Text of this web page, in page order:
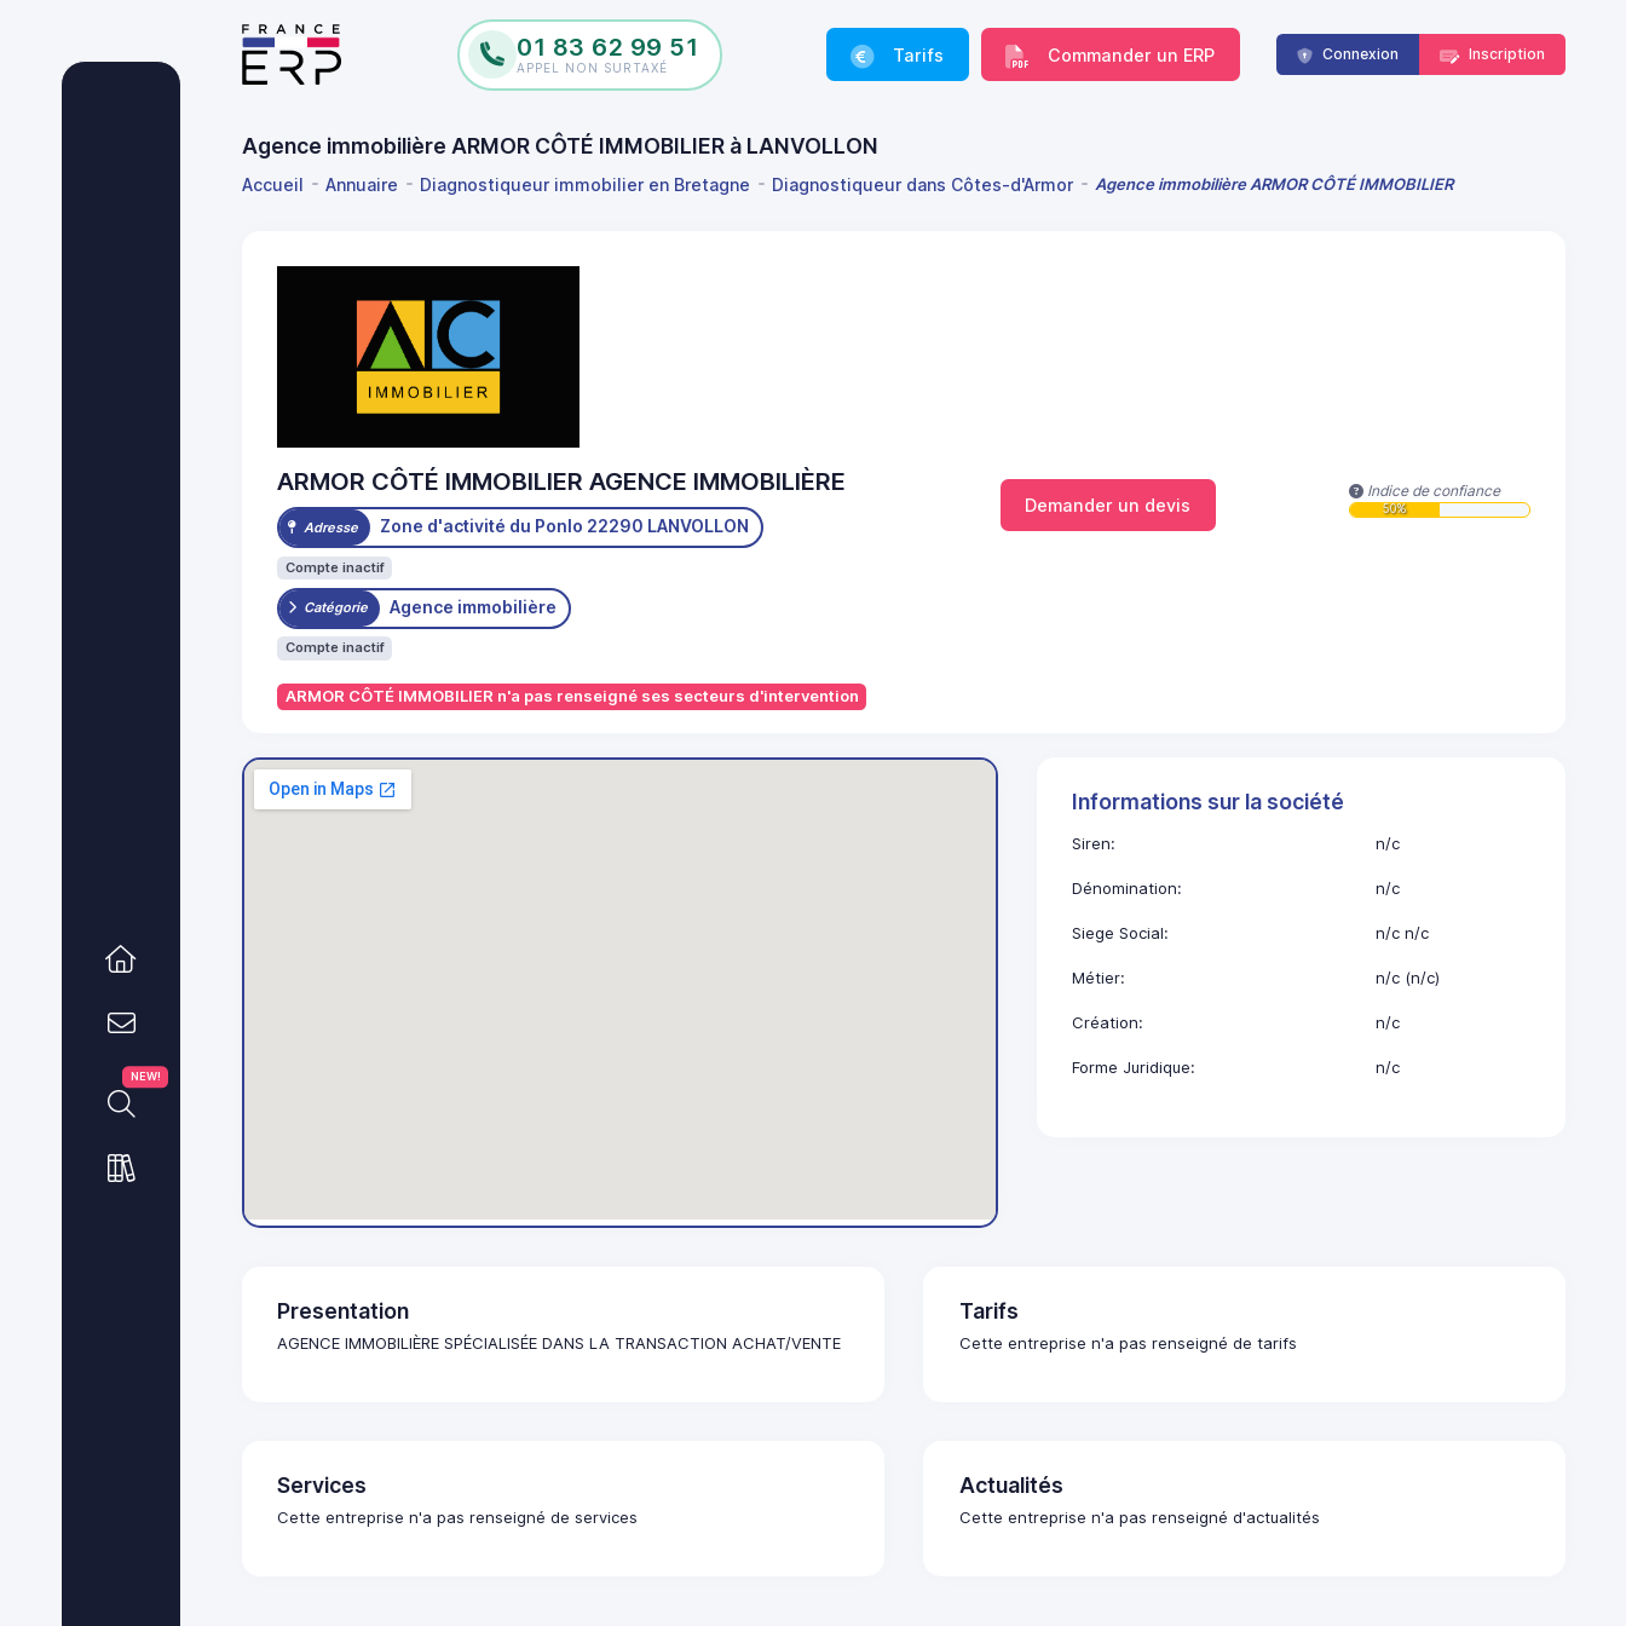
01 83 62 99 51
APPEL NON SURTAXÉ
Tarifs Commander un ERP Connexion Inscription
Agence immobilière ARMOR CÔTÉ IMMOBILIER à LANVOLLON
Accueil Annuaire Diagnostiqueur immobilier en Bretagne Diagnostiqueur dans Côtes-d'Armor Agence immobilière ARMOR CÔTÉ IMMOBILIER
NEW!
ARMOR CÔTÉ IMMOBILIER AGENCE IMMOBILIÈRE
Adresse Zone d'activité du Ponlo 22290 LANVOLLON
Compte inactif
Catégorie Agence immobilière
Compte inactif
ARMOR CÔTÉ IMMOBILIER n'a pas renseigné ses secteurs d'intervention
Demander un devis
Indice de confiance
50%
Informations sur la société
Siren: n/c
Dénomination: n/c
Siege Social: n/c n/c
Métier: n/c (n/c)
Création: n/c
Forme Juridique: n/c
Presentation
AGENCE IMMOBILIÈRE SPÉCIALISÉE DANS LA TRANSACTION ACHAT/VENTE
Tarifs
Cette entreprise n'a pas renseigné de tarifs
Services
Cette entreprise n'a pas renseigné de services
Actualités
Cette entreprise n'a pas renseigné d'actualités